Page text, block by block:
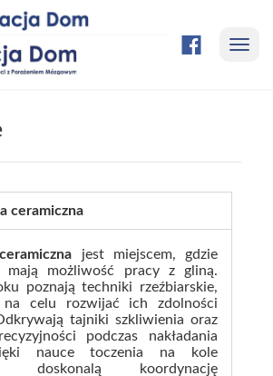
ceramiczna
jest miejscem, gdzie
mają możliwość pracy z gliną.
poznają techniki rzeźbiarskie,
na celu rozwijać ich zdolności
tajniki szkliwienia oraz
podczas nakładania
nauce toczenia na kole
doskonalą koordynację